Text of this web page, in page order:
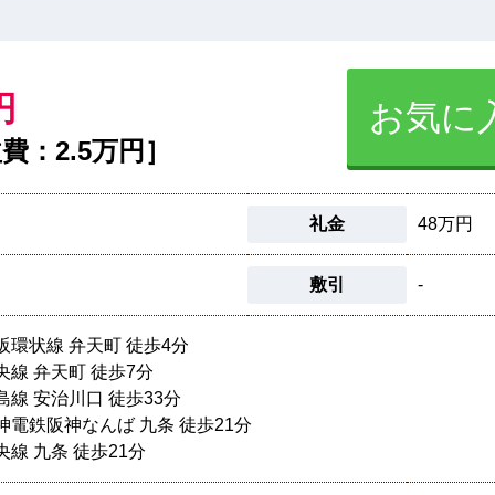
：2.5万円］
お気に
礼金 48万円
敷引 -
環状線 弁天町 徒歩4分
線 弁天町 徒歩7分
線 安治川口 徒歩33分
電鉄阪神なんば 九条 徒歩21分
線 九条 徒歩21分